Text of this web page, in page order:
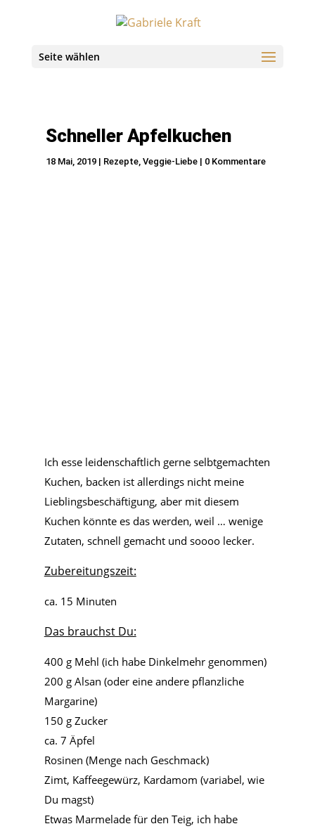
Seite wählen
Schneller Apfelkuchen
18 Mai, 2019| Rezepte, Veggie-Liebe| 0 Kommentare
Ich esse leidenschaftlich gerne selbtgemachten
Kuchen, backen ist allerdings nicht meine
Lieblingsbeschäftigung, aber mit diesem
Kuchen könnte es das werden, weil … wenige
Zutaten, schnell gemacht und soooo lecker.
Zubereitungszeit:
ca. 15 Minuten
Das brauchst Du:
400 g Mehl (ich habe Dinkelmehr genommen)
200 g Alsan (oder eine andere pflanzliche
Margarine)
150 g Zucker
ca. 7 Äpfel
Rosinen (Menge nach Geschmack)
Zimt, Kaffeegewürz, Kardamom (variabel, wie
Du magst)
Etwas Marmelade für den Teig, ich habe